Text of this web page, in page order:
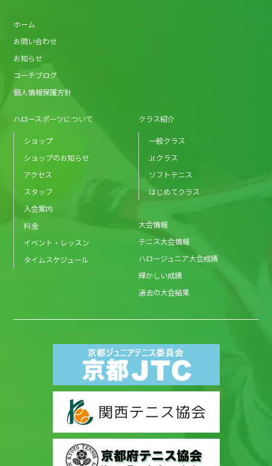
ホーム
お問い合わせ
お知らせ
コーチブログ
個人情報保護方針
ハロースポーツについて
ショップ
ショップのお知らせ
アクセス
スタッフ
入会案内
料金
イベント・レッスン
タイムスケジュール
クラス紹介
一般クラス
Jr.クラス
ソフトテニス
はじめてクラス
大会情報
テニス大会情報
ハロージュニア大会成績
輝かしい成績
過去の大会結果